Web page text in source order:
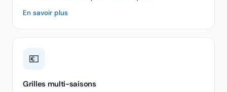
En savoir plus
💶
Grilles multi-saisons